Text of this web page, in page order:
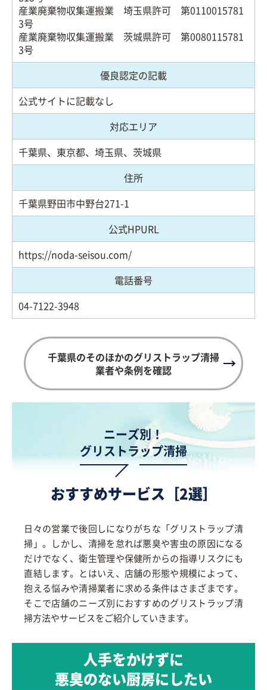
産業廃棄物収集運搬業 埼玉県許可 第0110015781
3号
産業廃棄物収集運搬業 茨城県許可 第0080115781
3号
優良認定の記載
公式サイトに記載なし
対応エリア
千葉県、東京都、埼玉県、茨城県
住所
千葉県野田市中野台271-1
公式HPURL
https://noda-seisou.com/
電話番号
04-7122-3948
千葉県のそのほかのグリストラップ清掃
業者や条例を確認
ニーズ別！
グリストラップ清掃
おすすめサービス［2選］
日々の営業で後回しになりがちな「グリストラップ清
掃」。しかし、清掃を怠れば悪臭や害虫の原因になる
だけでなく、衛生管理や保健所からの指導リスクにも
直結します。とはいえ、店舗の形態や規模によって、
抱える悩みや清掃業者に求める条件はさまざまです。
そこで店舗のニーズ別におすすめのグリストラップ清
掃方法やサービスをご紹介していきます。
人手をかけずに
悪臭のない厨房にしたい